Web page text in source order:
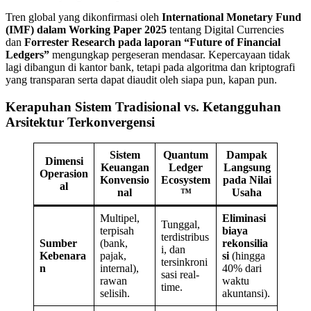
Tren global yang dikonfirmasi oleh International Monetary Fund
(IMF) dalam Working Paper 2025 tentang Digital Currencies
dan Forrester Research pada laporan “Future of Financial
Ledgers” mengungkap pergeseran mendasar. Kepercayaan tidak
lagi dibangun di kantor bank, tetapi pada algoritma dan kriptografi
yang transparan serta dapat diaudit oleh siapa pun, kapan pun.
Kerapuhan Sistem Tradisional vs. Ketangguhan
Arsitektur Terkonvergensi
Dimensi
Operasion
al
Sistem
Keuangan
Konvensio
nal
Quantum
Ledger
Ecosystem
™
Dampak
Langsung
pada Nilai
Usaha
Sumber
Kebenara
n
Multipel,
terpisah
(bank,
pajak,
internal),
rawan
selisih.
Tunggal,
terdistribus
i, dan
tersinkroni
sasi real-
time.
Eliminasi
biaya
rekonsilia
si (hingga
40% dari
waktu
akuntansi).